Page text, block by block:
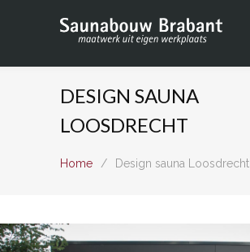
DESIGN SAUNA
LOOSDRECHT
Home / Design sauna Loosdrecht